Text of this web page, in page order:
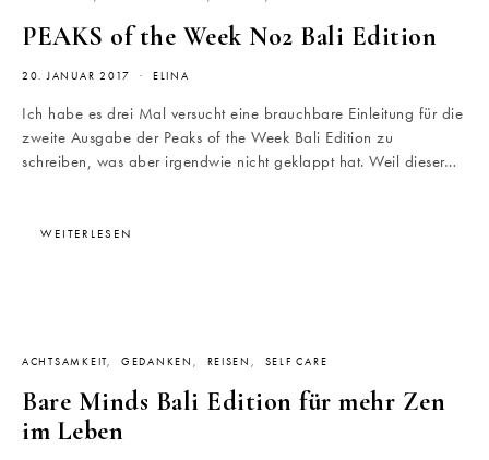
PEAKS of the Week No2 Bali Edition
20. JANUAR 2017 ELINA
Ich habe es drei Mal versucht eine brauchbare Einleitung für die
zweite Ausgabe der Peaks of the Week Bali Edition zu
schreiben, was aber irgendwie nicht geklappt hat. Weil dieser…
WEITERLESEN
ACHTSAMKEIT GEDANKEN REISEN SELF CARE
Bare Minds Bali Edition für mehr Zen
im Leben